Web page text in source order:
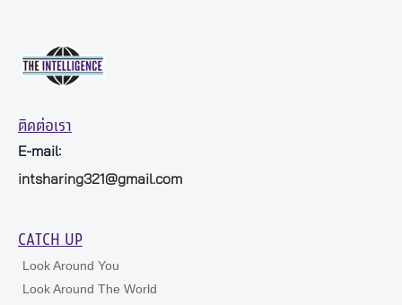
ติดต่อเรา
E-mail:
intsharing321@gmail.com
CATCH UP
Look Around You
Look Around The World